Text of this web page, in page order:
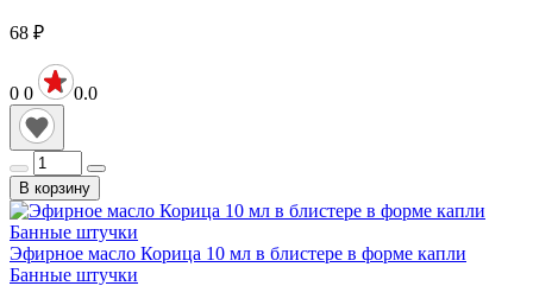
68 ₽
0 0 0.0
В корзину
Эфирное масло Корица 10 мл в блистере в форме капли
Банные штучки